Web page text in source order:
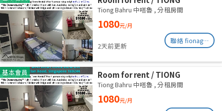
BAHRU/HAVELOCK / Common
room / 1pax stay / Available 13
August
Tiong Bahru 中嗒魯 , 分租房間
1080元/月
2天前更新
聯絡 fionag@transinex.com.sg
基本會員
Room for rent / TIONG
BAHRU/HAVELOCK / Common
room / 1pax stay / Available 6
August
Tiong Bahru 中嗒魯 , 分租房間
1080元/月